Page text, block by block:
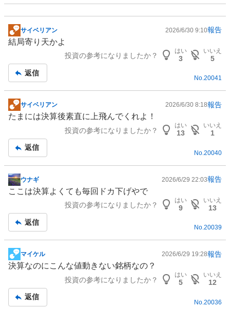
掲
示
事
サイベリアン 2026/6/30 9:10報告
結局寄り天かよ
投資の参考になりましたか？
はい
3
いいえ
5
返信
No.20041
掲
示
事
サイベリアン 2026/6/30 8:18報告
たまには決算後素直に上飛んでくれよ！
投資の参考になりましたか？
はい
13
いいえ
1
返信
No. 20040
掲
示
事
ウナギ 2026/6/29 22:03報告
ここは決算よくても毎回ドカ下げやで
投資の参考になりましたか？
はい
9
いいえ
13
返信
No.20039
掲
示
事
マイケル 2026/6/29 19:28報告
決算なのにこんな値動きない銘柄なの？
投資の参考になりましたか？
はい
5
いいえ
12
返信
No. 20036